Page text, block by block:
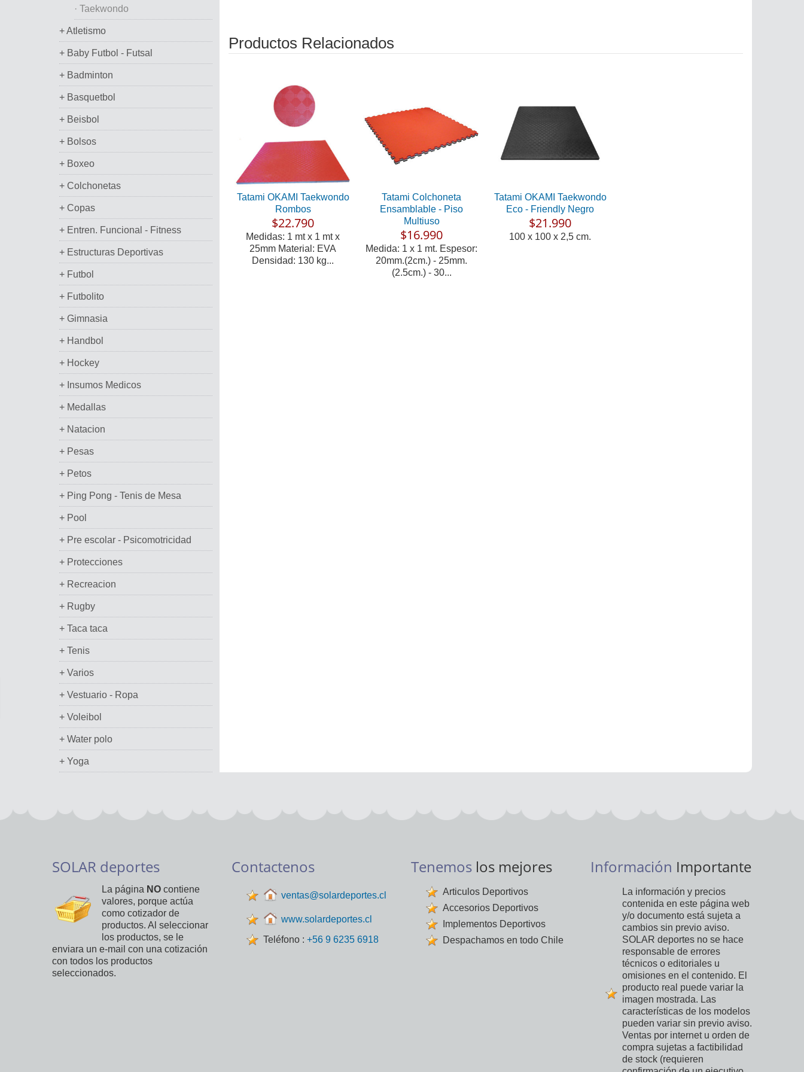
· Taekwondo
+ Atletismo
+ Baby Futbol - Futsal
+ Badminton
+ Basquetbol
+ Beisbol
+ Bolsos
+ Boxeo
+ Colchonetas
+ Copas
+ Entren. Funcional - Fitness
+ Estructuras Deportivas
+ Futbol
+ Futbolito
+ Gimnasia
+ Handbol
+ Hockey
+ Insumos Medicos
+ Medallas
+ Natacion
+ Pesas
+ Petos
+ Ping Pong - Tenis de Mesa
+ Pool
+ Pre escolar - Psicomotricidad
+ Protecciones
+ Recreacion
+ Rugby
+ Taca taca
+ Tenis
+ Varios
+ Vestuario - Ropa
+ Voleibol
+ Water polo
+ Yoga
Productos Relacionados
Tatami OKAMI Taekwondo
Rombos
$22.790
Medidas: 1 mt x 1 mt x
25mm Material: EVA
Densidad: 130 kg...
Tatami Colchoneta
Ensamblable - Piso
Multiuso
$16.990
Medida: 1 x 1 mt. Espesor:
20mm.(2cm.) - 25mm.
(2.5cm.) - 30...
Tatami OKAMI Taekwondo
Eco - Friendly Negro
$21.990
100 x 100 x 2,5 cm.
SOLAR deportes
La página NO contiene
valores, porque actúa
como cotizador de
productos. Al seleccionar
los productos, se le
enviara un e-mail con una cotización
con todos los productos
seleccionados.
Contactenos
ventas@solardeportes.cl
www.solardeportes.cl
Teléfono : +56 9 6235 6918
Tenemos los mejores
Articulos Deportivos
Accesorios Deportivos
Implementos Deportivos
Despachamos en todo Chile
Información Importante
La información y precios
contenida en este página web
y/o documento está sujeta a
cambios sin previo aviso.
SOLAR deportes no se hace
responsable de errores
técnicos o editoriales u
omisiones en el contenido. El
producto real puede variar la
imagen mostrada. Las
características de los modelos
pueden variar sin previo aviso.
Ventas por internet u orden de
compra sujetas a factibilidad
de stock (requieren